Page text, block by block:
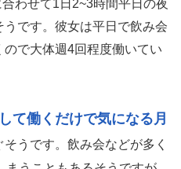
わせて1日2~3時間平日の夜
です。彼女は平日で飲み会
で大体週4回程度働いてい
て働くだけで気になる月
そうです。飲み会などが多く